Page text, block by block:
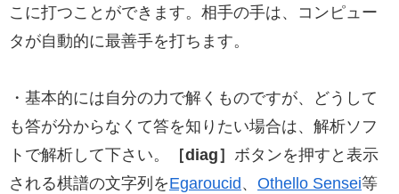
こに打つことができます。相手の手は、コンピュー
タが自動的に最善手を打ちます。
・基本的には自分の力で解くものですが、どうして
も答が分からなくて答を知りたい場合は、解析ソフ
トで解析して下さい。
［diag］ ボタンを押すと表示
される棋譜の文字列をEgaroucid、 Othello Sensei等